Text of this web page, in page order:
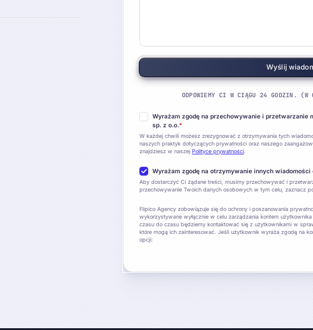
ODPOWIEMY CI W CIĄGU 24 GODZIN. (W
Wyrażam zgodę na przechowywanie i przetwarzanie
sp. z o.o.*
W każdej chwili możesz zrezygnować z otrzymywania tych
naszych praktyk dotyczących prywatności oraz naszego
znajdziesz w naszejPolityce prywatności
Wyrażam zgodę na otrzymywanie innych wiadomości
Aby dostarczyć Ci żądane treści, musimy przechowywać i
przechowywanie Twoich danych osobowych w tym celu, zaznacz
Flipico Agency zobowiązuje się do ochrony i poszanowania
wykorzystywane wyłącznie w celu zarządzania kontem
czasu do czasu będziemy kontaktować się z użytkownikami w
które mogą ich zainteresować. Jeśli użytkownik wyraża zgodę na
opcji: